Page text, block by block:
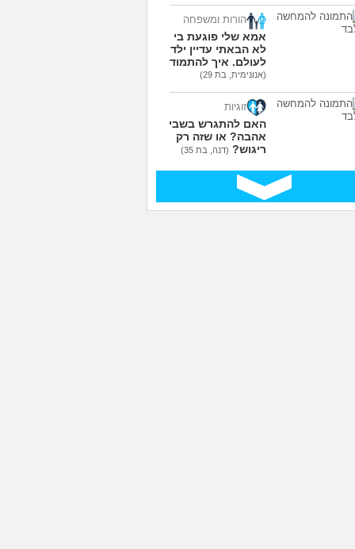
הורות ומשפחה
אמא שלי פוגעת בי כי
לא הבאתי עדיין ילדים
לעולם. איך להתמודד?
(אנונימית, בת 29)
זוגיות
האם להתגרש בשביל
אהבה? או שזה רק
ריגוש? (דנה, בת 35)